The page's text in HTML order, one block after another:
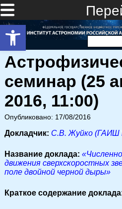
Открыть панель инструментов
Найти:
семинар (25
2016, 11:00)
Опубликовано: 17/08/2016
Докладчик: С.В. Жуйко (ГАИШ
Название доклада:
движения сверхскоростных
поле двойной черной дыры»
Краткое содержание